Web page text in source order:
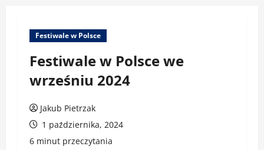
Festiwale w Polsce
Festiwale w Polsce we
wrześniu 2024
Jakub Pietrzak
1 października, 2024
6 minut przeczytania